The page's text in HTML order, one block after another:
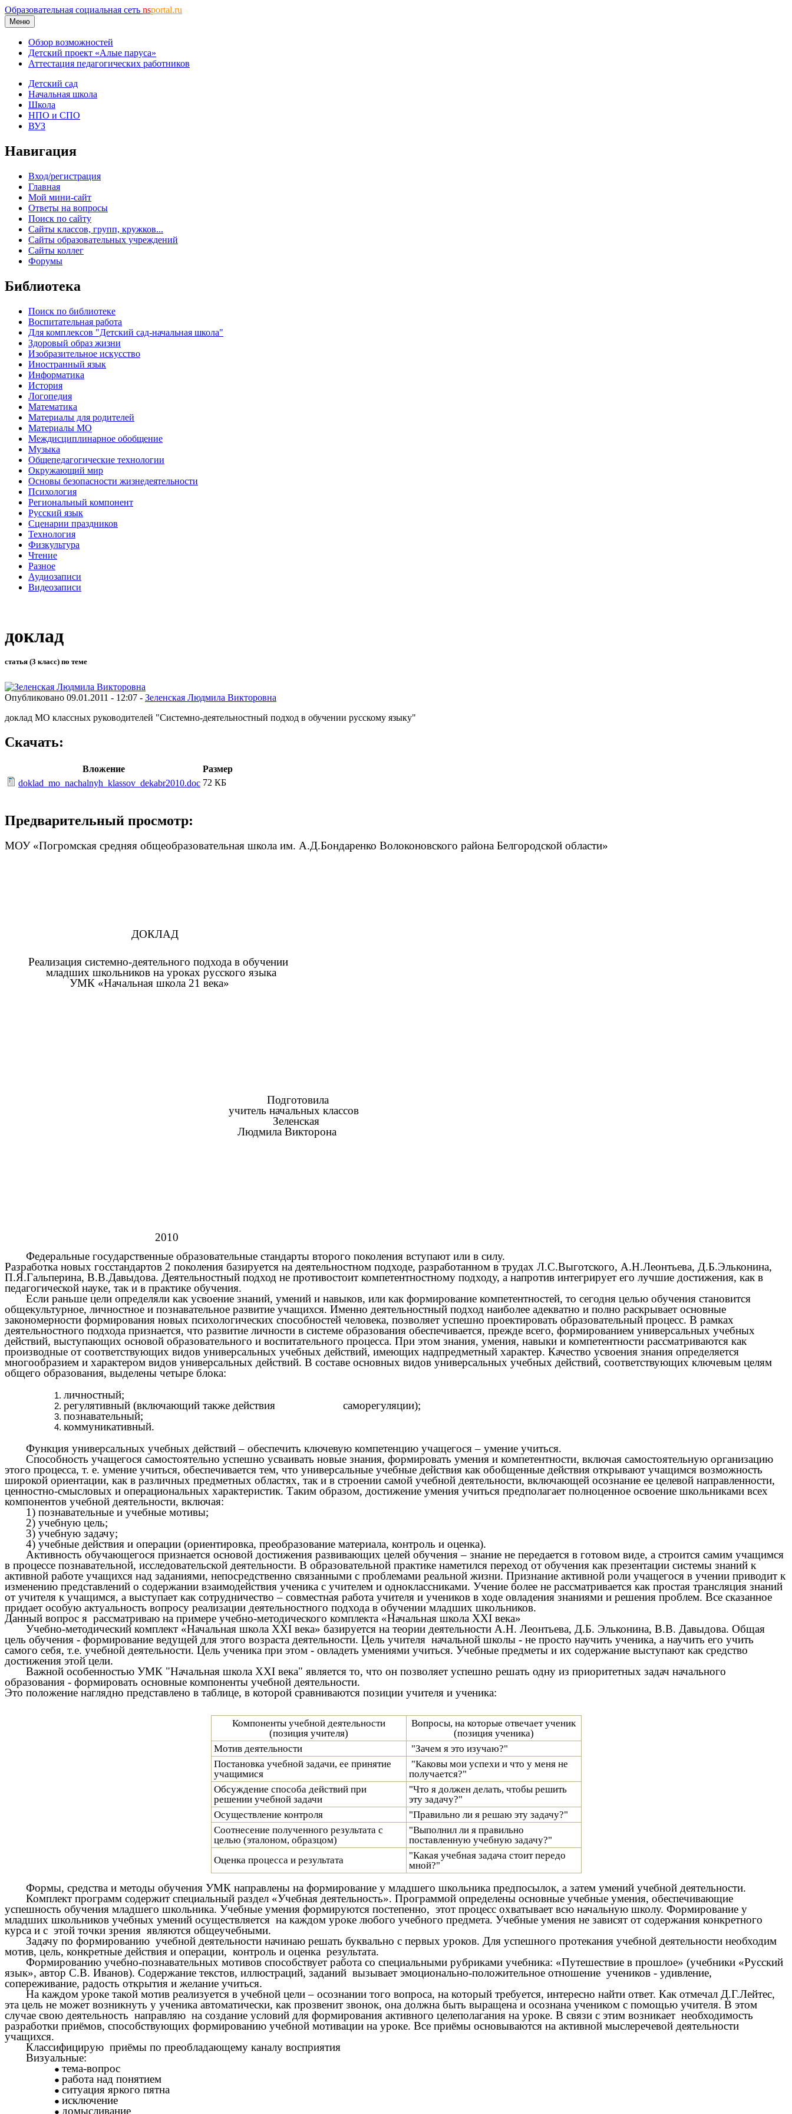
Образовательная социальная сеть nsportal.ru
Меню
Обзор возможностей
Детский проект «Алые паруса»
Аттестация педагогических работников
Детский сад
Начальная школа
Школа
НПО и СПО
ВУЗ
Навигация
Вход/регистрация
Главная
Мой мини-сайт
Ответы на вопросы
Поиск по сайту
Сайты классов, групп, кружков...
Сайты образовательных учреждений
Сайты коллег
Форумы
Библиотека
Поиск по библиотеке
Воспитательная работа
Для комплексов "Детский сад-начальная школа"
Здоровый образ жизни
Изобразительное искусство
Иностранный язык
Информатика
История
Логопедия
Математика
Материалы для родителей
Материалы МО
Междисциплинарное обобщение
Музыка
Общепедагогические технологии
Окружающий мир
Основы безопасности жизнедеятельности
Психология
Региональный компонент
Русский язык
Сценарии праздников
Технология
Физкультура
Чтение
Разное
Аудиозаписи
Видеозаписи
доклад
статья (3 класс) по теме
Опубликовано 09.01.2011 - 12:07 - Зеленская Людмила Викторовна
доклад МО классных руководителей "Системно-деятельностный подход в обучении русскому языку"
Скачать:
Вложение
Размер
doklad_mo_nachalnyh_klassov_dekabr2010.doc 72 КБ
Предварительный просмотр:
МОУ «Погромская средняя общеобразовательная школа им. А.Д.Бондаренко Волоконовского района Белгородской области»
ДОКЛАД
Реализация системно-деятельного подхода в обучении
младших школьников на уроках русского языка
УМК «Начальная школа 21 века»
Подготовила
учитель начальных классов
Зеленская
Людмила Викторона
2010
Федеральные государственные образовательные стандарты второго поколения вступают или в силу.
Разработка новых госстандартов 2 поколения базируется на деятельностном подходе, разработанном в трудах Л.С.Выготского, А.Н.Леонтьева, Д.Б.Эльконина,
П.Я.Гальперина, В.В.Давыдова. Деятельностный подход не противостоит компетентностному подходу, а напротив интегрирует его лучшие достижения, как в
педагогической науке, так и в практике обучения.
Если раньше цели определяли как усвоение знаний, умений и навыков, или как формирование компетентностей, то сегодня целью обучения становится
общекультурное, личностное и познавательное развитие учащихся. Именно деятельностный подход наиболее адекватно и полно раскрывает основные
закономерности формирования новых психологических способностей человека, позволяет успешно проектировать образовательный процесс. В рамках
деятельностного подхода признается, что развитие личности в системе образования обеспечивается, прежде всего, формированием универсальных учебных
действий, выступающих основой образовательного и воспитательного процесса. При этом знания, умения, навыки и компетентности рассматриваются как
производные от соответствующих видов универсальных учебных действий, имеющих надпредметный характер. Качество усвоения знания определяется
многообразием и характером видов универсальных действий. В составе основных видов универсальных учебных действий, соответствующих ключевым целям
общего образования, выделены четыре блока:
личностный;
регулятивный (включающий также действия саморегуляции);
познавательный;
коммуникативный.
Функция универсальных учебных действий – обеспечить ключевую компетенцию учащегося – умение учиться.
Способность учащегося самостоятельно успешно усваивать новые знания, формировать умения и компетентности, включая самостоятельную организацию
этого процесса, т. е. умение учиться, обеспечивается тем, что универсальные учебные действия как обобщенные действия открывают учащимся возможность
широкой ориентации, как в различных предметных областях, так и в строении самой учебной деятельности, включающей осознание ее целевой направленности,
ценностно-смысловых и операциональных характеристик. Таким образом, достижение умения учиться предполагает полноценное освоение школьниками всех
компонентов учебной деятельности, включая:
1) познавательные и учебные мотивы;
2) учебную цель;
3) учебную задачу;
4) учебные действия и операции (ориентировка, преобразование материала, контроль и оценка).
Активность обучающегося признается основой достижения развивающих целей обучения – знание не передается в готовом виде, а строится самим учащимся
в процессе познавательной, исследовательской деятельности. В образовательной практике наметился переход от обучения как презентации системы знаний к
активной работе учащихся над заданиями, непосредственно связанными с проблемами реальной жизни. Признание активной роли учащегося в учении приводит к
изменению представлений о содержании взаимодействия ученика с учителем и одноклассниками. Учение более не рассматривается как простая трансляция знаний
от учителя к учащимся, а выступает как сотрудничество – совместная работа учителя и учеников в ходе овладения знаниями и решения проблем. Все сказанное
придает особую актуальность вопросу реализации деятельностного подхода в обучении младших школьников.
Данный вопрос я рассматриваю на примере учебно-методического комплекта «Начальная школа XXI века»
Учебно-методический комплект «Начальная школа XXI века» базируется на теории деятельности А.Н. Леонтьева, Д.Б. Эльконина, В.В. Давыдова. Общая
цель обучения - формирование ведущей для этого возраста деятельности. Цель учителя начальной школы - не просто научить ученика, а научить его учить
самого себя, т.е. учебной деятельности. Цель ученика при этом - овладеть умениями учиться. Учебные предметы и их содержание выступают как средство
достижения этой цели.
Важной особенностью УМК "Начальная школа ХХI века" является то, что он позволяет успешно решать одну из приоритетных задач начального
образования - формировать основные компоненты учебной деятельности.
Это положение наглядно представлено в таблице, в которой сравниваются позиции учителя и ученика:
Компоненты учебной деятельности
(позиция учителя)
Вопросы, на которые отвечает ученик
(позиция ученика)
Мотив деятельности
"Зачем я это изучаю?"
Постановка учебной задачи, ее принятие
учащимися
"Каковы мои успехи и что у меня не
получается?"
Обсуждение способа действий при
решении учебной задачи
"Что я должен делать, чтобы решить
эту задачу?"
Осуществление контроля
"Правильно ли я решаю эту задачу?"
Соотнесение полученного результата с
целью (эталоном, образцом)
"Выполнил ли я правильно
поставленную учебную задачу?"
Оценка процесса и результата
"Какая учебная задача стоит передо
мной?"
Формы, средства и методы обучения УМК направлены на формирование у младшего школьника предпосылок, а затем умений учебной деятельности.
Комплект программ содержит специальный раздел «Учебная деятельность». Программой определены основные учебные умения, обеспечивающие
успешность обучения младшего школьника. Учебные умения формируются постепенно, этот процесс охватывает всю начальную школу. Формирование у
младших школьников учебных умений осуществляется на каждом уроке любого учебного предмета. Учебные умения не зависят от содержания конкретного
курса и с этой точки зрения являются общеучебными.
Задачу по формированию учебной деятельности начинаю решать буквально с первых уроков. Для успешного протекания учебной деятельности необходим
мотив, цель, конкретные действия и операции, контроль и оценка результата.
Формированию учебно-познавательных мотивов способствует работа со специальными рубриками учебника: «Путешествие в прошлое» (учебники «Русский
язык», автор С.В. Иванов). Содержание текстов, иллюстраций, заданий вызывает эмоционально-положительное отношение учеников - удивление,
сопереживание, радость открытия и желание учиться.
На каждом уроке такой мотив реализуется в учебной цели – осознании того вопроса, на который требуется, интересно найти ответ. Как отмечал Д.Г.Лейтес,
эта цель не может возникнуть у ученика автоматически, как прозвенит звонок, она должна быть выращена и осознана учеником с помощью учителя. В этом
случае свою деятельность направляю на создание условий для формирования активного целеполагания на уроке. В связи с этим возникает необходимость
разработки приёмов, способствующих формированию учебной мотивации на уроке. Все приёмы основываются на активной мыслеречевой деятельности
учащихся.
Классифицирую приёмы по преобладающему каналу восприятия
Визуальные:
тема-вопрос
работа над понятием
ситуация яркого пятна
исключение
домысливание